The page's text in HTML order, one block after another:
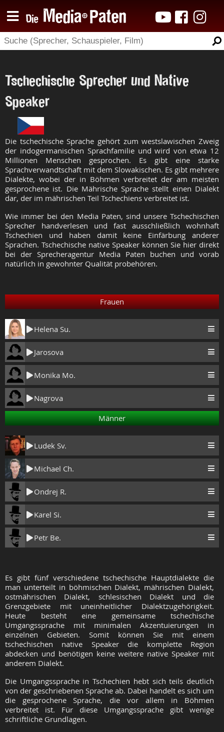
Tschechische Sprecher und Native
Speaker
Die tschechische Sprache gehört zum westslawischen Zweig
der indogermanischen Sprachfamilie und wird von etwa 12
Millionen Menschen gesprochen. Es gibt eine starke
Sprachverwandtschaft mit dem Slowakischen. Es gibt mehrere
Dialekte, wobei der in Böhmen verbreitet der am meisten
gesprochene ist. Die Mährische Sprache stellt einen Dialekt
dar, der im mährischen Teil Tschechiens verbreitet ist.
Wie immer bei den Media Paten, sind unsere Tschechischen
Sprecher handverlesen und fast ausschließlich wohnhaft
Tschechien und haben damit keine Einfärbung anderer
Sprachen. Tschechische native Speaker können Sie hier direkt
bei der Sprecheragentur Media Paten buchen und vorab
natürlich in gewohnter Qualität probehören.
Frauen
Helena Su.
Jarosova
Monika Mo.
Nagrova
Männer
Ludek Sv.
Michael Ch.
Ondrej R.
Karel Si.
Petr Be.
Es gibt fünf verschiedene tschechische Hauptdialekte die
man unterteilt in böhmischen Dialekt, mährischen Dialekt,
ostmährischen Dialekt, schlesischen Dialekt und die
Grenzgebiete mit uneinheitlicher Dialektzugehörigkeit.
Heute besteht eine gemeinsame tschechische
Umgangssprache mit minimalen Akzentuierungen in
einzelnen Gebieten. Somit können Sie mit einem
tschechischen native Speaker die komplette Region
abdecken und benötigen keine weitere native Speaker mit
anderem Dialekt.
Die Umgangssprache in Tschechien hebt sich teils deutlich
von der geschriebenen Sprache ab. Dabei handelt es sich um
die gesprochene Sprache, die vor allem in Böhmen
verbreitet ist. Für diese Umgangssprache gibt wenige
schriftliche Grundlagen.